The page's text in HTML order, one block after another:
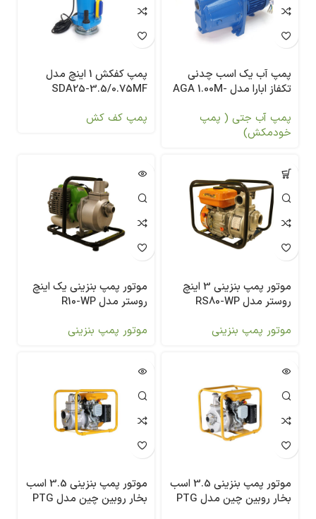
پمپ آب یک اسب چدنی
تکفاز ابارا مدل AGA 1.00M-
پمپ آب جتی ( پمپ
خودمکش)
پمپ کفکش 1 اینچ مدل
SDA25-3.5/0.75MF
پمپ کف کش
موتور پمپ بنزینی 3 اینچ
روستر مدل RS80-WP
موتور پمپ بنزینی
موتور پمپ بنزینی یک اینچ
روستر مدل R10-WP
موتور پمپ بنزینی
موتور پمپ بنزینی 3.5 اسب
بخار روبین چین مدل PTG
موتور پمپ بنزینی 3.5 اسب
بخار روبین چین مدل PTG